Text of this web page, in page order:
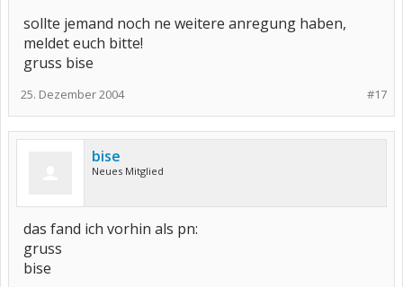
sollte jemand noch ne weitere anregung haben,
meldet euch bitte!
gruss bise
#17
25. Dezember 2004
bise
Neues Mitglied
das fand ich vorhin als pn:
gruss
bise